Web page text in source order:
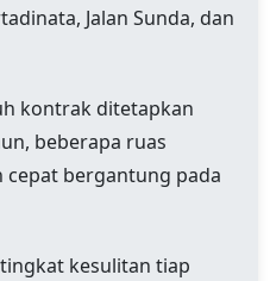
Jalan Sunda, dan
kontrak ditetapkan
beberapa ruas
bergantung pada
kesulitan tiap